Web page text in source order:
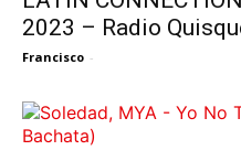
2023 – Radio
Francisco -